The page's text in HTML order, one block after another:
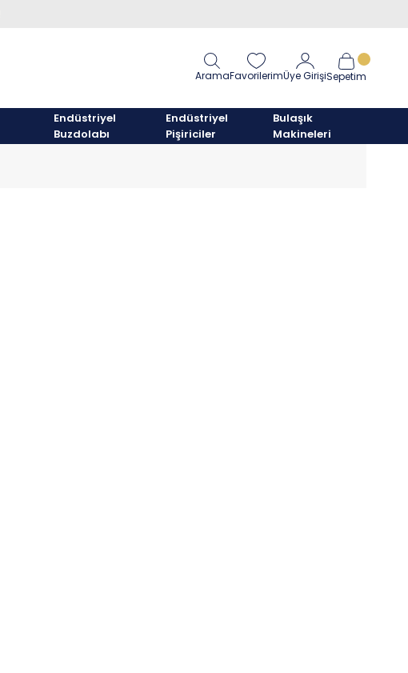
AramaFavorilerimÜye GirişiSepetim
Endüstriyel
Buzdolabı
Endüstriyel
Pişiriciler
Bulaşık
Makineleri